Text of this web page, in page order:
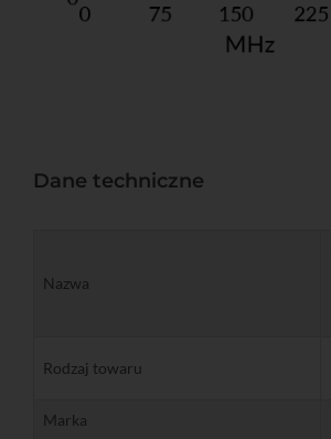
Dane techniczne
Nazwa
Rodzaj towaru
Marka